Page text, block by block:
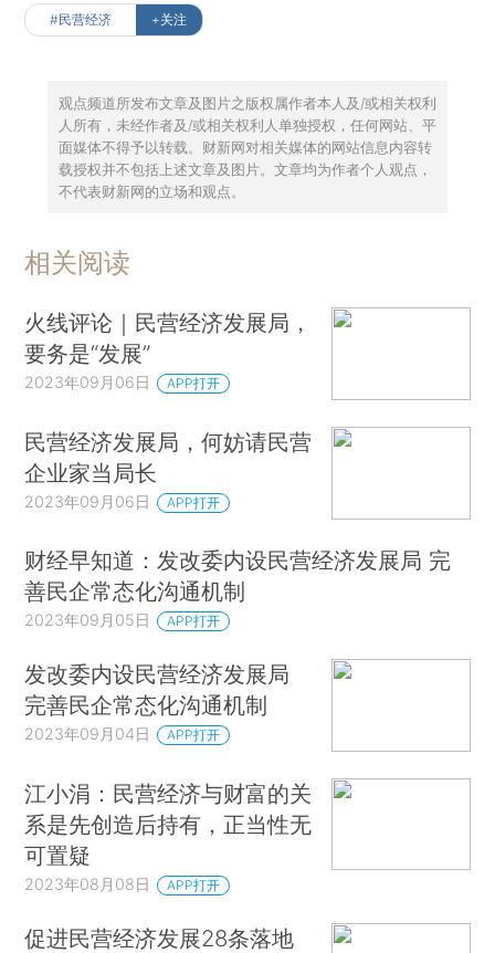
#民营经济 +关注
观点频道所发布文章及图片之版权属作者本人及/或相关权利
人所有，未经作者及/或相关权利人单独授权，任何网站、平
面媒体不得予以转载。财新网对相关媒体的网站信息内容转
载授权并不包括上述文章及图片。文章均为作者个人观点，
不代表财新网的立场和观点。
相关阅读
火线评论｜民营经济发展局，
要务是“发展”
2023年09月06日 APP打开
民营经济发展局，何妨请民营
企业家当局长
2023年09月06日 APP打开
财经早知道：发改委内设民营经济发展局 完
善民企常态化沟通机制
2023年09月05日 APP打开
发改委内设民营经济发展局
完善民企常态化沟通机制
2023年09月04日 APP打开
江小涓：民营经济与财富的关
系是先创造后持有，正当性无
可置疑
2023年08月08日 APP打开
促进民营经济发展28条落地